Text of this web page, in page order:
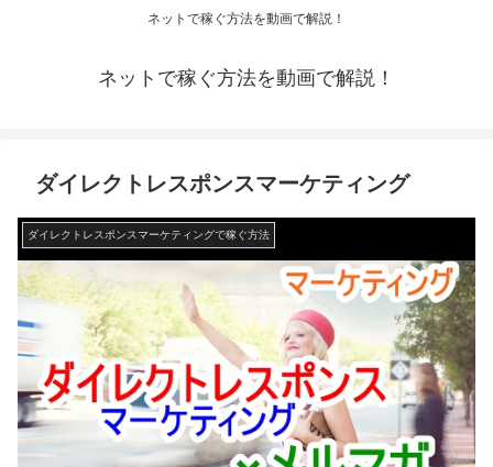
ネットで稼ぐ方法を動画で解説！
ネットで稼ぐ方法を動画で解説！
ダイレクトレスポンスマーケティング
ダイレクトレスポンスマーケティングで稼ぐ方法